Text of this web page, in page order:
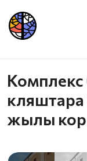
кляштара
жылы